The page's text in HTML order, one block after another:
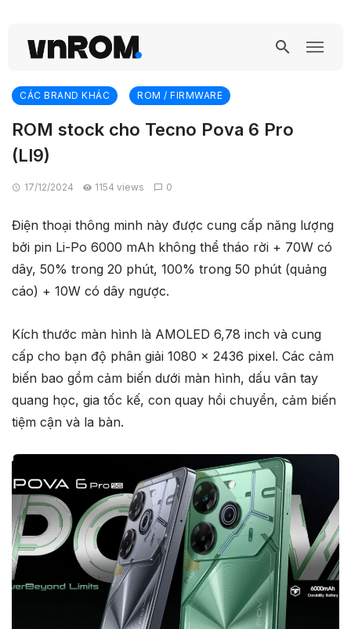
CÁC BRAND KHÁC ROM / FIRMWARE
ROM stock cho Tecno Pova 6 Pro
(LI9)
17/12/2024 1154 views 0
Điện thoại thông minh này được cung cấp năng lượng
bởi pin Li-Po 6000 mAh không thể tháo rời + 70W có
dây, 50% trong 20 phút, 100% trong 50 phút (quảng
cáo) + 10W có dây ngược.
Kích thước màn hình là AMOLED 6,78 inch và cung
cấp cho bạn độ phân giải 1080 x 2436 pixel. Các cảm
biến bao gồm cảm biến dưới màn hình, dấu vân tay
quang học, gia tốc kế, con quay hồi chuyển, cảm biến
tiệm cận và la bàn.